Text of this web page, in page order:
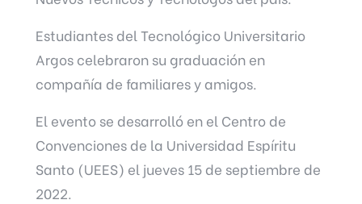
Estudiantes del Tecnológico Universitario
Argos celebraron su graduación en
compañía de familiares y amigos.
El evento se desarrolló en el Centro de
Convenciones de la Universidad Espíritu
Santo (UEES) el jueves 15 de septiembre de
2022.